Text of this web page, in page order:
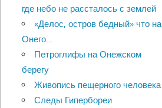
где небо не рассталось с землей
«Делос, остров бедный» что на
Онего…
Петроглифы на Онежском
берегу
Живопись пещерного человека
Следы Гипербореи